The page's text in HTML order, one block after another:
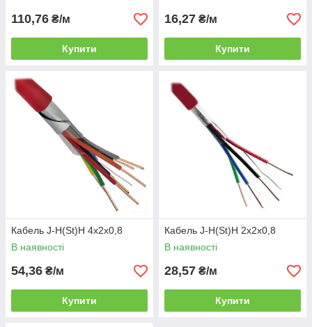
110,76 ₴/м
Купити
16,27 ₴/м
Купити
Кабель J-H(St)H 4х2х0,8
В наявності
54,36 ₴/м
Купити
Кабель J-H(St)H 2х2х0,8
В наявності
28,57 ₴/м
Купити